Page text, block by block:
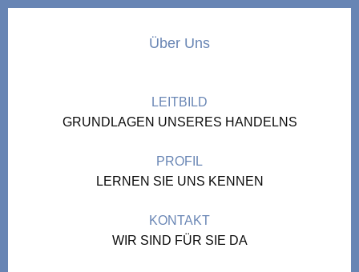
Über Uns
LEITBILD
GRUNDLAGEN UNSERES HANDELNS
PROFIL
LERNEN SIE UNS KENNEN
KONTAKT
WIR SIND FÜR SIE DA